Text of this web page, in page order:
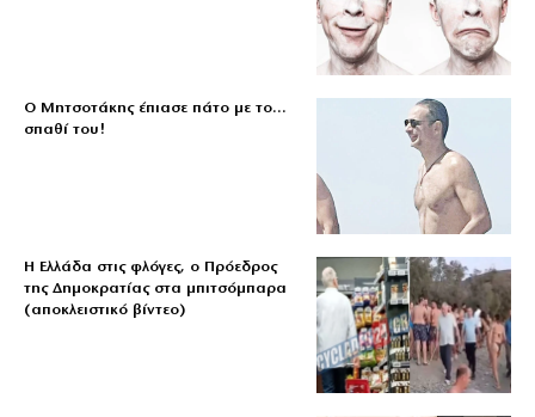
Ο Μητσοτάκης έπιασε πάτο με το…
σπαθί του!
Η Ελλάδα στις φλόγες, ο Πρόεδρος
της Δημοκρατίας στα μπιτσόμπαρα
(αποκλειστικό βίντεο)